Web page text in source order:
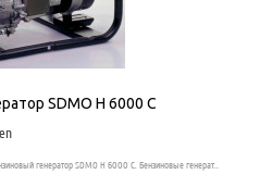
SDMO H 6000 C
генератор SDMO H 6000 C. Бензиновые генерат..